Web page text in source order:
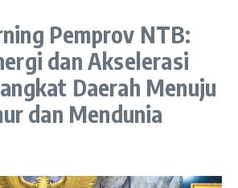
Pemprov NTB:
dan Akselerasi
Daerah Menuju
dan Mendunia